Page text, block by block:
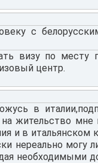
с
визу по месту
центр.
в
жительство мне
и в итальянском
нереально могу
необходимыми